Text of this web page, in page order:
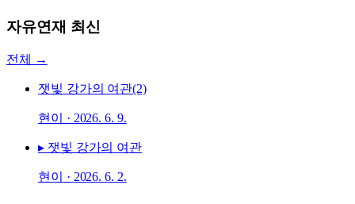
자유연재 최신
전체 →
잿빛 강가의 여관(2)
현이 · 2026. 6. 9.
▸ 잿빛 강가의 여관
현이 · 2026. 6. 2.